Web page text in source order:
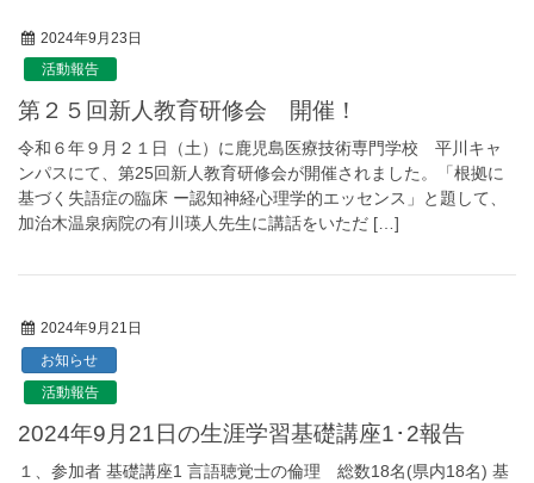
2024年9月23日
活動報告
第２５回新人教育研修会 開催！
令和６年９月２１日（土）に鹿児島医療技術専門学校 平川キャ
ンパスにて、第25回新人教育研修会が開催されました。「根拠に
基づく失語症の臨床 ー認知神経心理学的エッセンス」と題して、
加治木温泉病院の有川瑛人先生に講話をいただ […]
2024年9月21日
お知らせ
活動報告
2024年9月21日の生涯学習基礎講座1･2報告
１、参加者 基礎講座1 言語聴覚士の倫理 総数18名(県内18名) 基